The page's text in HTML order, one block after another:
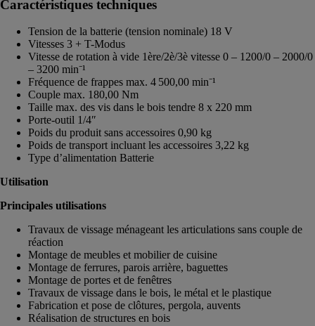
Caractéristiques techniques
Tension de la batterie (tension nominale) 18 V
Vitesses 3 + T-Modus
Vitesse de rotation à vide 1ère/2è/3è vitesse 0 – 1200/0 – 2000/0
– 3200 min⁻¹
Fréquence de frappes max. 4 500,00 min⁻¹
Couple max. 180,00 Nm
Taille max. des vis dans le bois tendre 8 x 220 mm
Porte-outil 1/4″
Poids du produit sans accessoires 0,90 kg
Poids de transport incluant les accessoires 3,22 kg
Type d’alimentation Batterie
Utilisation
Principales utilisations
Travaux de vissage ménageant les articulations sans couple de
réaction
Montage de meubles et mobilier de cuisine
Montage de ferrures, parois arrière, baguettes
Montage de portes et de fenêtres
Travaux de vissage dans le bois, le métal et le plastique
Fabrication et pose de clôtures, pergola, auvents
Réalisation de structures en bois